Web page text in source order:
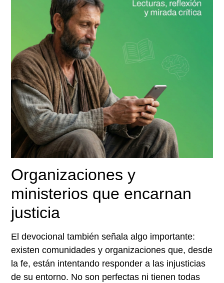
Organizaciones y
ministerios que encarnan
justicia
El devocional también señala algo importante:
existen comunidades y organizaciones que, desde
la fe, están intentando responder a las injusticias
de su entorno. No son perfectas ni tienen todas